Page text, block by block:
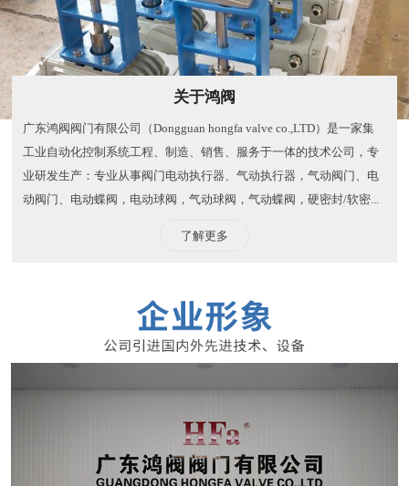
关于鸿阀
广东鸿阀阀门有限公司（Dongguan hongfa valve co.,LTD）是一家集
工业自动化控制系统工程、制造、销售、服务于一体的技术公司，专
业研发生产：专业从事阀门电动执行器、气动执行器，气动阀门、电
动阀门、电动蝶阀，电动球阀，气动球阀，气动蝶阀，硬密封/软密...
了解更多